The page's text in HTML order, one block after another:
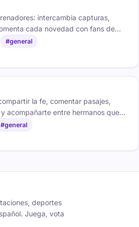
intercambia capturas,
cada novedad con fans de
#general
la fe, comentar pasajes,
acompañarte entre hermanos que
#general
deportes
Juega, vota